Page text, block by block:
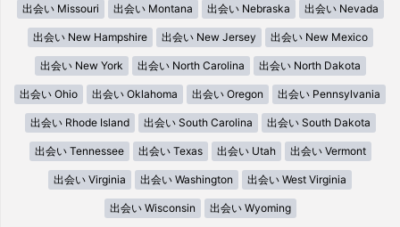
出会い Missouri 出会い Montana 出会い Nebraska 出会い Nevada
出会い New Hampshire 出会い New Jersey 出会い New Mexico
出会い New York 出会い North Carolina 出会い North Dakota
出会い Ohio 出会い Oklahoma 出会い Oregon 出会い Pennsylvania
出会い Rhode Island 出会い South Carolina 出会い South Dakota
出会い Tennessee 出会い Texas 出会い Utah 出会い Vermont
出会い Virginia 出会い Washington 出会い West Virginia
出会い Wisconsin 出会い Wyoming